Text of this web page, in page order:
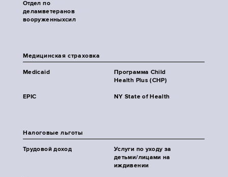
Отдел по
деламветеранов
вооруженныхсил
Медицинская страховка
Medicaid
Программа Child
Health Plus (CHP)
EPIC NY State of Health
Налоговые льготы
Трудовой доход
Услуги по уходу за
детьми/лицами на
иждивении